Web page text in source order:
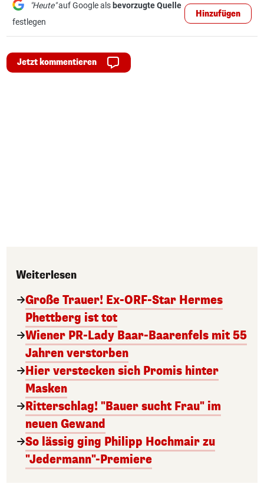
"Heute"auf Google als bevorzugte Quelle
festlegen
Hinzufügen
Jetzt kommentieren
Weiterlesen
Große Trauer! Ex-ORF-Star Hermes
Phettberg ist tot
Wiener PR-Lady Baar-Baarenfels mit 55
Jahren verstorben
Hier verstecken sich Promis hinter
Masken
Ritterschlag! "Bauer sucht Frau" im
neuen Gewand
So lässig ging Philipp Hochmair zu
"Jedermann"-Premiere